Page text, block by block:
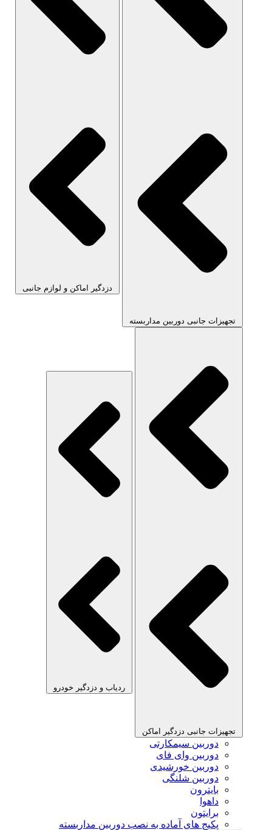
تجهیزات جانبی دوربین مداربسته
دزدگیر اماکن و لوازم جانبی
تجهیزات جانبی دزدگیر اماکن
ردیاب و دزدگیر خودرو
دوربین سیمکارتی
دوربین وای فای
دوربین خورشیدی
دوربین شلنگی
بایترون
داهوا
برایتون
پکیج های آماده به نصب دوربین مداربسته